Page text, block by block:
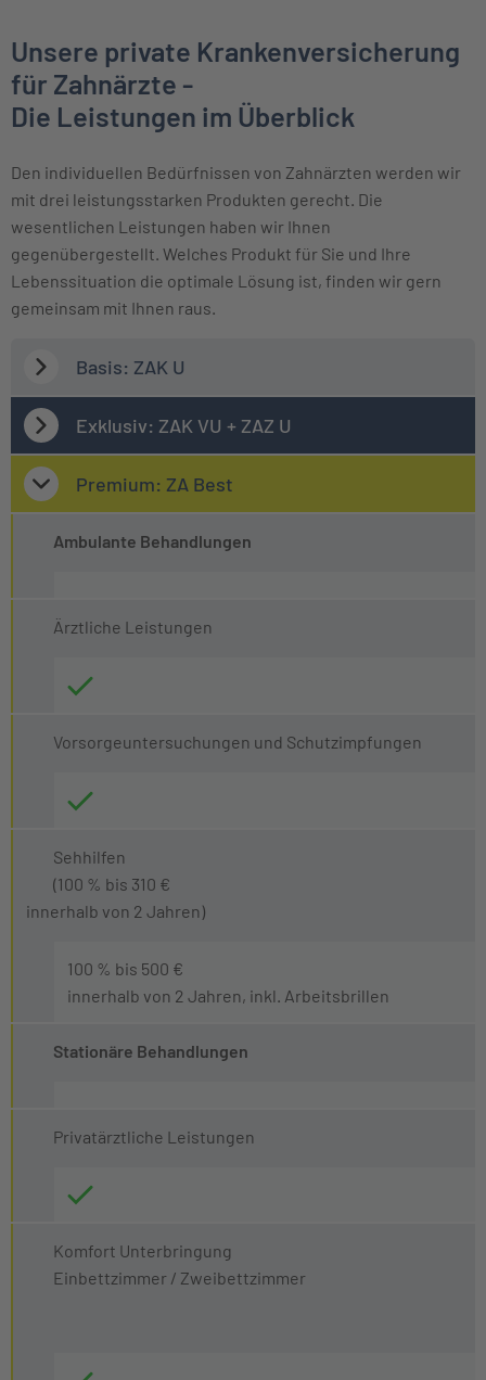
Unsere private Krankenversicherung
für Zahnärzte -
Die Leistungen im Überblick
Den individuellen Bedürfnissen von Zahnärzten werden wir
mit drei leistungsstarken Produkten gerecht. Die
wesentlichen Leistungen haben wir Ihnen
gegenübergestellt. Welches Produkt für Sie und Ihre
Lebenssituation die optimale Lösung ist, finden wir gern
gemeinsam mit Ihnen raus.
Basis: ZAK U
Exklusiv: ZAK VU + ZAZ U
Premium: ZA Best
Ambulante Behandlungen
Ärztliche Leistungen
Vorsorgeuntersuchungen und Schutzimpfungen
Sehhilfen
(100 % bis 310 €
innerhalb von 2 Jahren)
100 % bis 500 €
innerhalb von 2 Jahren, inkl. Arbeitsbrillen
Stationäre Behandlungen
Privatärztliche Leistungen
Komfort Unterbringung
Einbettzimmer / Zweibettzimmer